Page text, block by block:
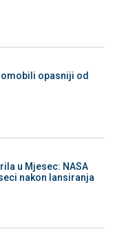
opasniji od
u Mjesec: NASA
nakon lansiranja